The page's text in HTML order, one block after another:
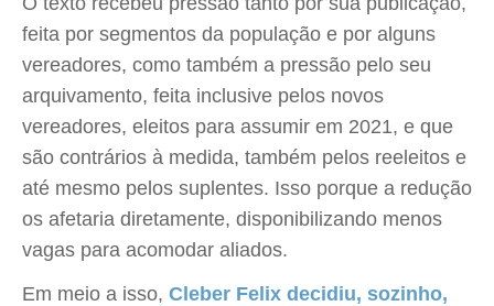
feita por segmentos da população e por alguns
vereadores, como também a pressão pelo seu
arquivamento, feita inclusive pelos novos
vereadores, eleitos para assumir em 2021, e que
são contrários à medida, também pelos reeleitos e
até mesmo pelos suplentes. Isso porque a redução
os afetaria diretamente, disponibilizando menos
vagas para acomodar aliados.
Em meio a isso, Cleber Felix decidiu, sozinho,